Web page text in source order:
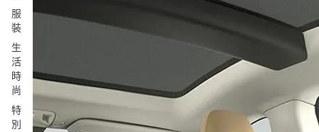
服
裝
生
活
時
尚
特
別